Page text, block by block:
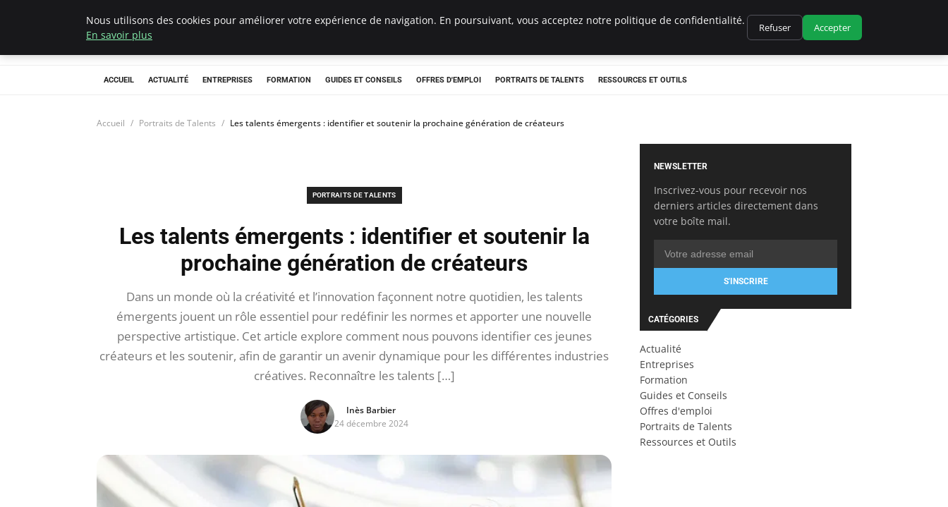
Chasseur De Tête
ACCUEIL ACTUALITÉ ENTREPRISES FORMATION GUIDES ET CONSEILS OFFRES D'EMPLOI PORTRAITS DE TALENTS RESSOURCES ET OUTILS
Accueil Portraits de Talents Les talents émergents : identifier et soutenir la prochaine génération de créateurs
PORTRAITS DE TALENTS
Les talents émergents : identifier et soutenir la
prochaine génération de créateurs
Dans un monde où la créativité et l’innovation façonnent notre quotidien, les talents
émergents jouent un rôle essentiel pour redéfinir les normes et apporter une nouvelle
perspective artistique. Cet article explore comment nous pouvons identifier ces jeunes
créateurs et les soutenir, afin de garantir un avenir dynamique pour les différentes industries
créatives. Reconnaître les talents […]
Inès Barbier
24 décembre 2024
NEWSLETTER
Inscrivez-vous pour recevoir nos
derniers articles directement dans
votre boîte mail.
S'INSCRIRE
CATÉGORIES
Actualité
Entreprises
Formation
Guides et Conseils
Offres d'emploi
Portraits de Talents
Ressources et Outils
Nous utilisons des cookies pour améliorer votre expérience de navigation. En poursuivant, vous acceptez notre politique de confidentialité.
En savoir plus
Refuser Accepter